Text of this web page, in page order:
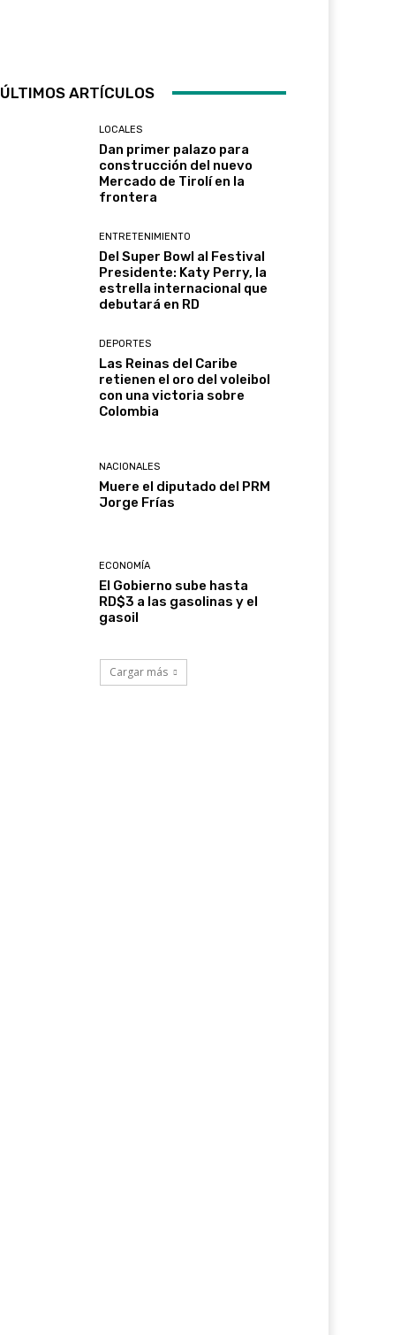
ÚLTIMOS ARTÍCULOS
LOCALES
Dan primer palazo para
construcción del nuevo
Mercado de Tirolí en la
frontera
ENTRETENIMIENTO
Del Super Bowl al Festival
Presidente: Katy Perry, la
estrella internacional que
debutará en RD
DEPORTES
Las Reinas del Caribe
retienen el oro del voleibol
con una victoria sobre
Colombia
NACIONALES
Muere el diputado del PRM
Jorge Frías
ECONOMÍA
El Gobierno sube hasta
RD$3 a las gasolinas y el
gasoil
Cargar más